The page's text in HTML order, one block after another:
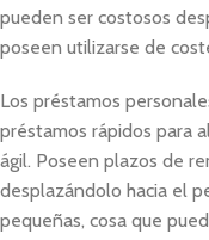
pueden ser costosos
poseen utilizarse de
Los préstamos
préstamos rápidos para
ágil. Poseen plazos de
desplazándolo hacia el
pequeñas, cosa que